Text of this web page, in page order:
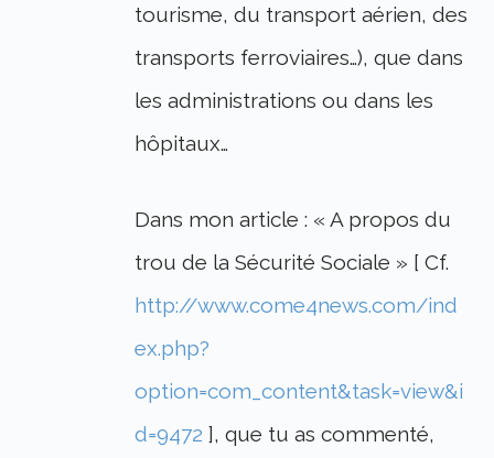
tourisme, du transport aérien, des
transports ferroviaires…), que dans
les administrations ou dans les
hôpitaux…
Dans mon article : « A propos du
trou de la Sécurité Sociale » [ Cf.
http://www.come4news.com/ind
ex.php?
option=com_content&task=view&i
d=9472 ], que tu as commenté,